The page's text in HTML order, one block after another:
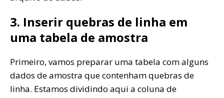
3. Inserir quebras de linha em
uma tabela de amostra
Primeiro, vamos preparar uma tabela com alguns
dados de amostra que contenham quebras de
linha. Estamos dividindo aqui a coluna de